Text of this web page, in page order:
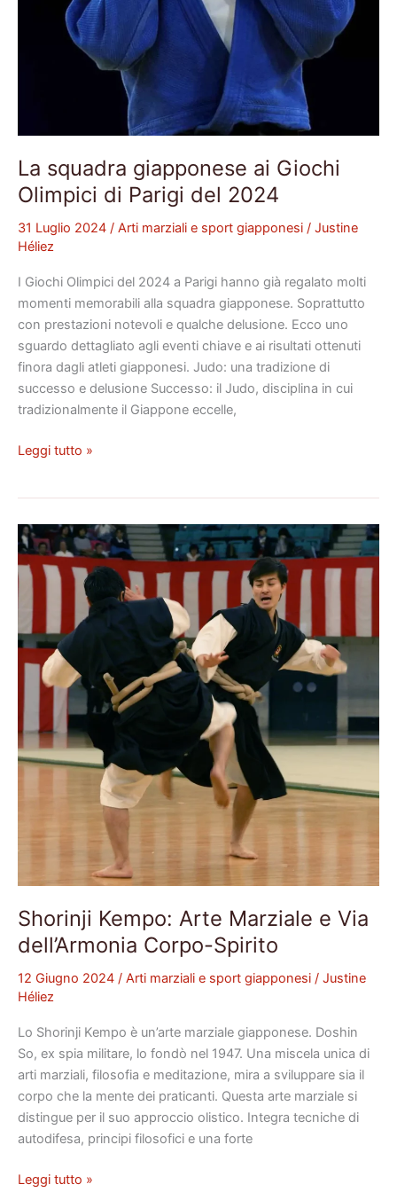
La squadra giapponese ai Giochi
Olimpici di Parigi del 2024
31 Luglio 2024 / Arti marziali e sport giapponesi / Justine
Héliez
I Giochi Olimpici del 2024 a Parigi hanno già regalato molti
momenti memorabili alla squadra giapponese. Soprattutto
con prestazioni notevoli e qualche delusione. Ecco uno
sguardo dettagliato agli eventi chiave e ai risultati ottenuti
finora dagli atleti giapponesi. Judo: una tradizione di
successo e delusione Successo: il Judo, disciplina in cui
tradizionalmente il Giappone eccelle,
Leggi tutto »
Shorinji Kempo: Arte Marziale e Via
dell’Armonia Corpo-Spirito
12 Giugno 2024 / Arti marziali e sport giapponesi / Justine
Héliez
Lo Shorinji Kempo è un’arte marziale giapponese. Doshin
So, ex spia militare, lo fondò nel 1947. Una miscela unica di
arti marziali, filosofia e meditazione, mira a sviluppare sia il
corpo che la mente dei praticanti. Questa arte marziale si
distingue per il suo approccio olistico. Integra tecniche di
autodifesa, principi filosofici e una forte
Shorinji
Kempo:
Arte
Via
dell’Armonia
Corpo-
Leggi tutto »